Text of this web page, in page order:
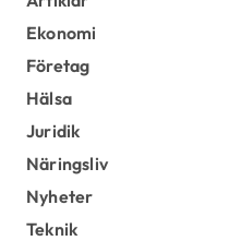
Ekonomi
Företag
Hälsa
Juridik
Näringsliv
Nyheter
Teknik